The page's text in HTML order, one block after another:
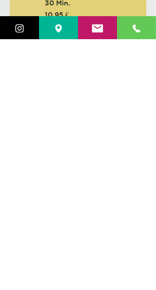
30 Min.
10,95
Euro
10,95 €
Buchen